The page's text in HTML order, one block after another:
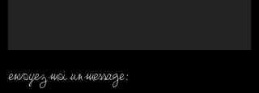
envoyez moi un message: